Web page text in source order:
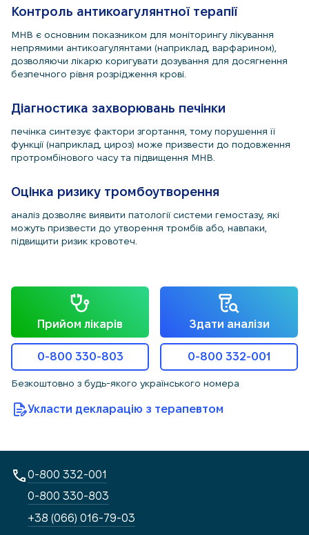
Контроль антикоагулянтної терапії
МНВ є основним показником для моніторингу лікування
непрямими антикоагулянтами (наприклад, варфарином),
дозволяючи лікарю коригувати дозування для досягнення
безпечного рівня розрідження крові.
Діагностика захворювань печінки
печінка синтезує фактори згортання, тому порушення її
функції (наприклад, цироз) може призвести до подовження
протромбінового часу та підвищення МНВ.
Оцінка ризику тромбоутворення
аналіз дозволяє виявити патології системи гемостазу, які
можуть призвести до утворення тромбів або, навпаки,
підвищити ризик кровотеч.
Прийом лікарів Здати аналізи
0-800 330-803 0-800 332-001
Безкоштовно з будь-якого українського номера
Укласти декларацію з терапевтом
0-800 332-001
0-800 330-803
+38 (066) 016-79-03